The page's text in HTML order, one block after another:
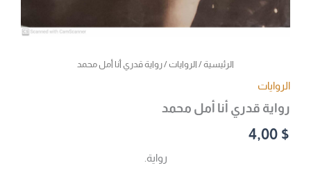
الرئيسية/ الروايات / رواية قدري أنا أمل محمد
الروايات
رواية قدري أنا أمل محمد
4,00 $
رواية.